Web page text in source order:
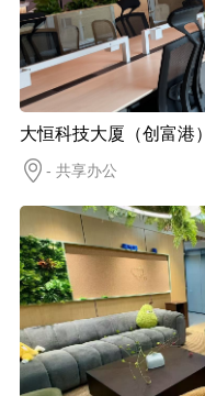
大恒科技大厦（创富港）
- 共享办公